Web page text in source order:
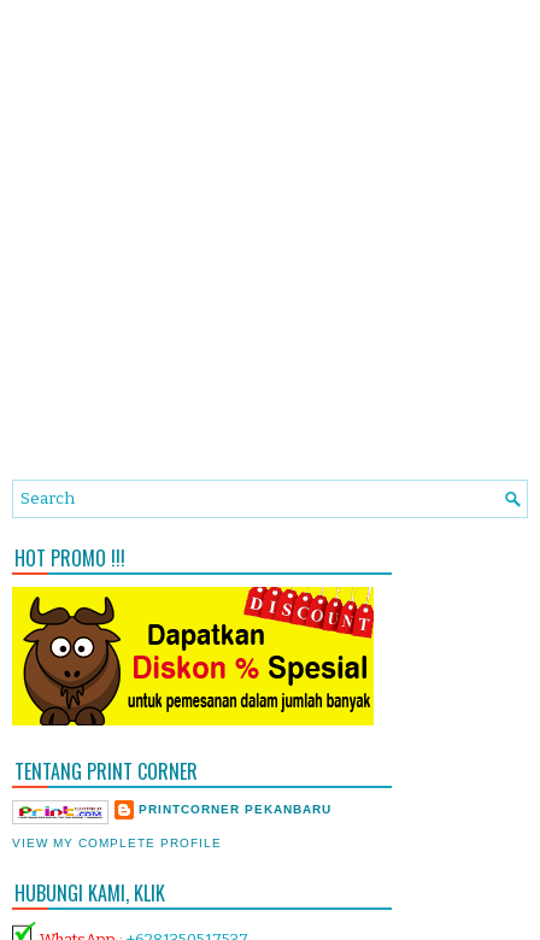
HOT PROMO !!!
TENTANG PRINT CORNER
PRINTCORNER PEKANBARU
VIEW MY COMPLETE PROFILE
HUBUNGI KAMI, KLIK